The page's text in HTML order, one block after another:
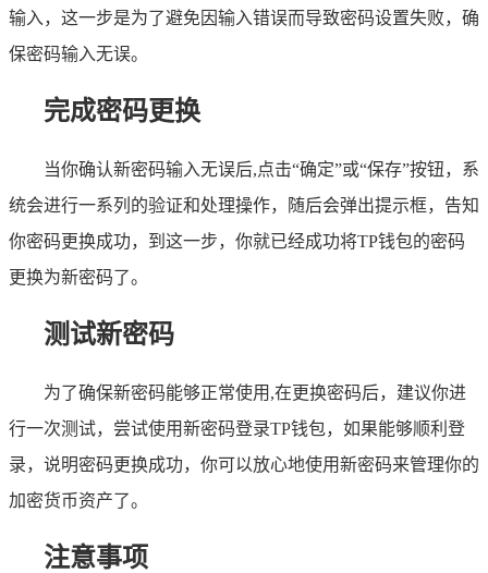
输入，这一步是为了避免因输入错误而导致密码设置失败，确
保密码输入无误。
完成密码更换
当你确认新密码输入无误后,点击“确定”或“保存”按钮，系
统会进行一系列的验证和处理操作，随后会弹出提示框，告知
你密码更换成功，到这一步，你就已经成功将TP钱包的密码
更换为新密码了。
测试新密码
为了确保新密码能够正常使用,在更换密码后，建议你进
行一次测试，尝试使用新密码登录TP钱包，如果能够顺利登
录，说明密码更换成功，你可以放心地使用新密码来管理你的
加密货币资产了。
注意事项